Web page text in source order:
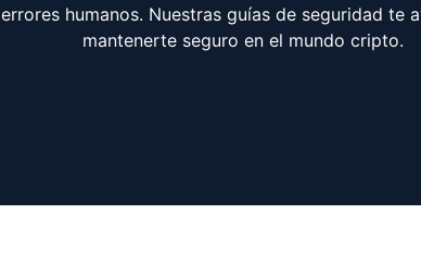
errores humanos. Nuestras guías de seguridad te
mantenerte seguro en el mundo cripto.